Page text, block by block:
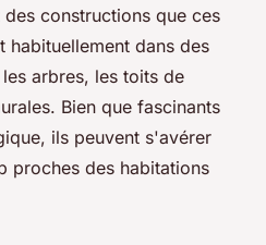
constructions que ces
habituellement dans des
arbres, les toits de
Bien que fascinants
ils peuvent s'avérer
proches des habitations